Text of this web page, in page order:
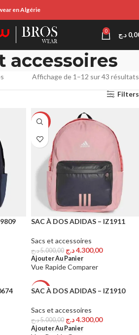
en Algérie
0 د.ج
accessoires
Affichage de 1–12 sur 43 résultats
Filters
-14%
SAC À DOS ADIDAS – IZ1911
Sacs et accessoires
5.000,00د.ج 4.300,00د.ج
Ajouter Au Panier
Vue RapideComparer
-14%
SAC À DOS ADIDAS – IZ1910
Sacs et accessoires
5.000,00د.ج 4.300,00د.ج
Ajouter Au Panier